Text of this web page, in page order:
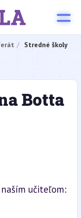
Stredné školy
Botta
učiteľom: